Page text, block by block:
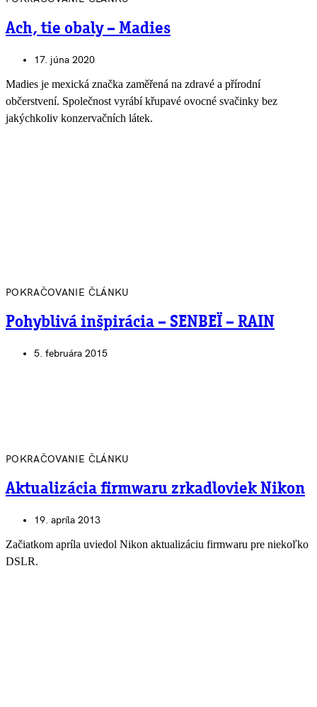
Ach, tie obaly – Madies
17. júna 2020
Madies je mexická značka zaměřená na zdravé a přírodní
občerstvení. Společnost vyrábí křupavé ovocné svačinky bez
jakýchkoliv konzervačních látek.
POKRAČOVANIE ČLÁNKU
Pohyblivá inšpirácia – SENBEÏ – RAIN
5. februára 2015
POKRAČOVANIE ČLÁNKU
Aktualizácia firmwaru zrkadloviek Nikon
19. apríla 2013
Začiatkom apríla uviedol Nikon aktualizáciu firmwaru pre niekoľko
DSLR.